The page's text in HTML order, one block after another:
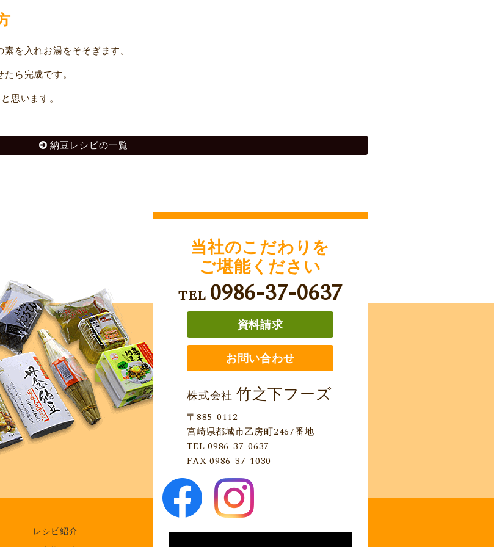
を入れお湯をそそぎます。
ら完成です。
思います。
納豆レシピの一覧
当社のこだわりを
ご堪能ください
TEL 0986-37-0637
資料請求
お問い合わせ
株式会社 竹之下フーズ
〒885-0112
宮崎県都城市乙房町2467番地
TEL 0986-37-0637
FAX 0986-37-1030
レシピ紹介